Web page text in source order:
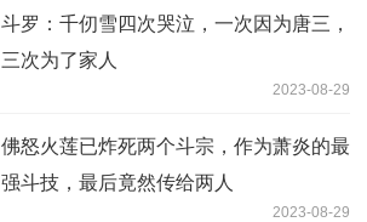
斗罗：千仞雪四次哭泣，一次因为唐三，
三次为了家人
2023-08-29
佛怒火莲已炸死两个斗宗，作为萧炎的最
强斗技，最后竟然传给两人
2023-08-29